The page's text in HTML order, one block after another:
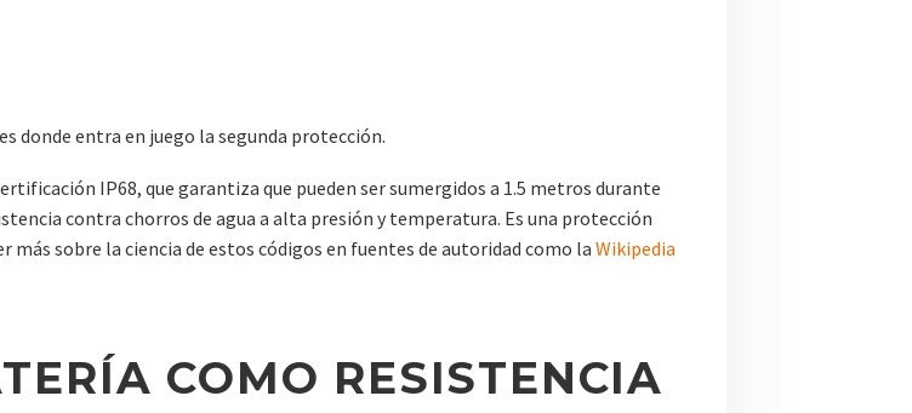
donde entra en juego la segunda protección.
IP68, que garantiza que pueden ser sumergidos a 1.5 metros durante
contra chorros de agua a alta presión y temperatura. Es una protección
sobre la ciencia de estos códigos en fuentes de autoridad como la Wikipedia
COMO RESISTENCIA